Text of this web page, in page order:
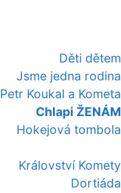
Děti dětem
Jsme jedna rodina
Petr Koukal a Kometa
Chlapi ŽENÁM
Hokejová tombola
Království Komety
Dortiáda